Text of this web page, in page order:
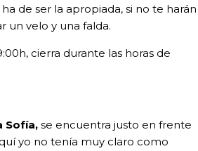
de ser la apropiada, si no te harán
un velo y una falda.
cierra durante las horas de
Sofía, se encuentra justo en frente
yo no tenía muy claro como